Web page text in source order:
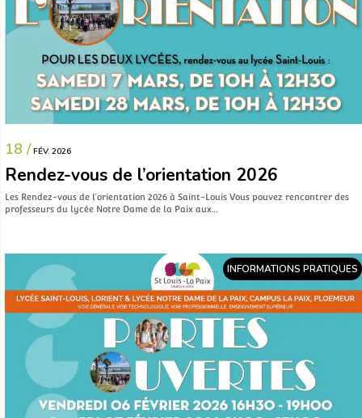
18 / FÉV. 2026
Rendez-vous de l’orientation 2026
Les Rendez-vous de l’orientation 2026 à Saint-Louis Vous pouvez rencontrer des
professeurs du lycée Notre Dame de la Paix aux…
INFORMATIONS PRATIQUES